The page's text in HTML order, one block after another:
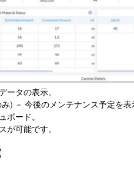
ータの表示。
) － 今後のメンテナンス予定を表
ボード。
が可能です。